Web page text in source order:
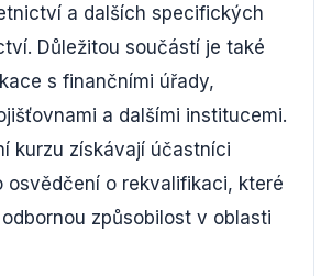
a dalších specifických
Důležitou součástí je také
s finančními úřady,
a dalšími institucemi.
kurzu získávají účastníci
osvědčení o rekvalifikaci, které
způsobilost v oblasti